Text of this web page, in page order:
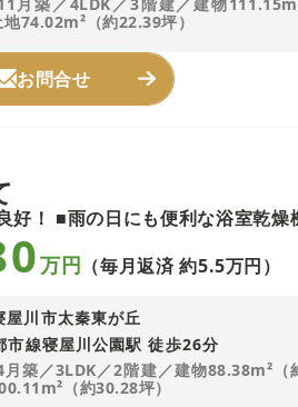
74.02m²（約22.39坪）
お問合せ
万円 （毎月返済 約5.5万円）
屋川市太秦東が丘
市線寝屋川公園駅 徒歩26分
築／3LDK／2階建／建物88.38m²（
（約30.28坪）